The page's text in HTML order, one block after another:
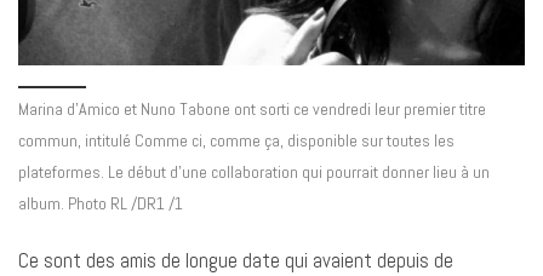
Marina d’Amico et Nuno Tabone ont sorti ce vendredi leur premier titre
commun, intitulé Comme ci, comme ça, disponible sur toutes les
plateformes. Le début d’une collaboration qui pourrait donner lieu à un
album. Photo RL /DR1 /1
Ce sont des amis de longue date qui avaient depuis de